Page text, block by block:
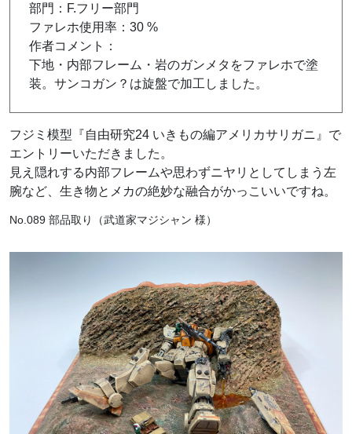
部門：F.フリー部門
ファレホ使用率：30 %
作者コメント：
下地・内部フレーム・岩のガンメタをファレホで塗
装。サンコガン？は旋盤で加工しました。
フジミ模型『自由研究24 いきもの編アメリカサリガニ』で
エントリーいただきました。
見え隠れする内部フレームや思わずニヤリとしてしまう左
腕など、生き物とメカの絶妙な融合がかっこいいですね。
No.089 部品取り（武道家マジシャン 様）